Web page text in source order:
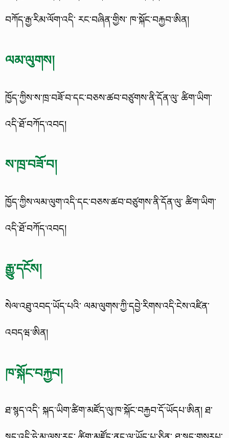
བཀོད་རྒྱ་རིམ་ལོག་འདི་ རང་བཞིན་གྱིས་ ཁ་སྐོང་བརྐྱབ་ཨིན།
ལམ་ལུགས།
ཁྱོད་ཀྱིས་ས་ཁྲ་བཟོ་བ་དང་བཅས་ཚབ་བཙུགས་ནི་དོན་ལུ་ ཚིག་ཡིག་
འདི་ཐོ་བཀོད་འབད།
ས་ཁྲ་བཟོ་བ།
ཁྱོད་ཀྱིས་ལམ་ལུག་འདི་དང་བཅས་ཚབ་བཙུགས་ནི་དོན་ལུ་ ཚིག་ཡིག་
འདི་ཐོ་བཀོད་འབད།
རྒྱུ་དངོས།
སེལ་འཐུ་འབད་ཡོད་པའི་ ལམ་ལུགས་ཀྱི་དབྱེ་རིགས་འདི་ངེས་འཛིན་
འབདཝ་ཨིན།
ཁ་སྐོང་བརྐྱབ།
ཐ་སྙད་འདི་ སྐད་ཡིག་ཚིག་མཛོད་ལུ་ཁ་སྐོང་བརྐྱབ་དོ་ཡོདཔ་ཨིན། ཐ་